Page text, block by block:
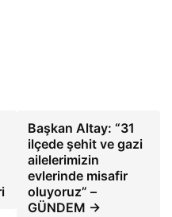
Başkan Altay: “31
ilçede şehit ve gazi
ailelerimizin
evlerinde misafir
oluyoruz” –
GÜNDEM →